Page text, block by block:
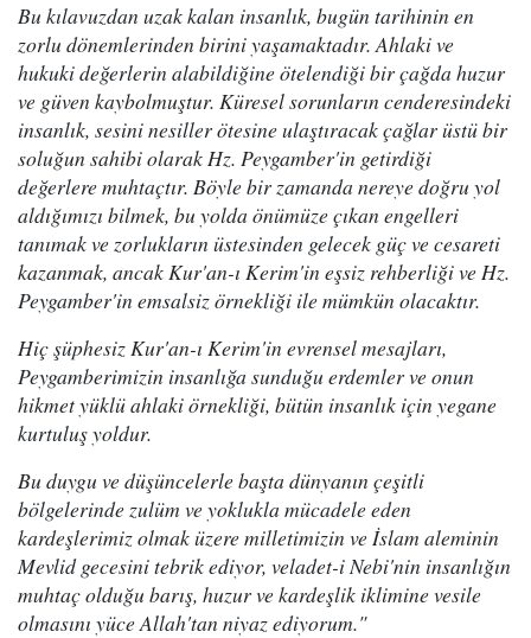
Bu kılavuzdan uzak kalan insanlık, bugün tarihinin en
zorlu dönemlerinden birini yaşamaktadır. Ahlaki ve
hukuki değerlerin alabildiğine ötelendiği bir çağda huzur
ve güven kaybolmuştur. Küresel sorunların cenderesindeki
insanlık, sesini nesiller ötesine ulaştıracak çağlar üstü bir
soluğun sahibi olarak Hz. Peygamber'in getirdiği
değerlere muhtaçtır. Böyle bir zamanda nereye doğru yol
aldığımızı bilmek, bu yolda önümüze çıkan engelleri
tanımak ve zorlukların üstesinden gelecek güç ve cesareti
kazanmak, ancak Kur'an-ı Kerim'in eşsiz rehberliği ve Hz.
Peygamber'in emsalsiz örnekliği ile mümkün olacaktır.
Hiç şüphesiz Kur'an-ı Kerim'in evrensel mesajları,
Peygamberimizin insanlığa sunduğu erdemler ve onun
hikmet yüklü ahlaki örnekliği, bütün insanlık için yegane
kurtuluş yoldur.
Bu duygu ve düşüncelerle başta dünyanın çeşitli
bölgelerinde zulüm ve yoklukla mücadele eden
kardeşlerimiz olmak üzere milletimizin ve İslam aleminin
Mevlid gecesini tebrik ediyor, veladet-i Nebi'nin insanlığın
muhtaç olduğu barış, huzur ve kardeşlik iklimine vesile
olmasını yüce Allah'tan niyaz ediyorum."